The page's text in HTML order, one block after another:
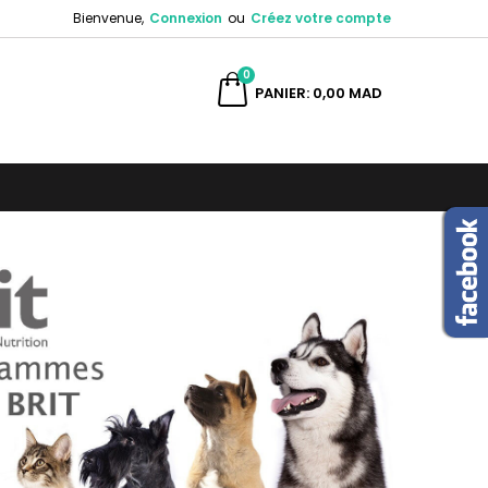
Bienvenue, Connexion ou Créez votre compte
PANIER
0
0,00 MAD